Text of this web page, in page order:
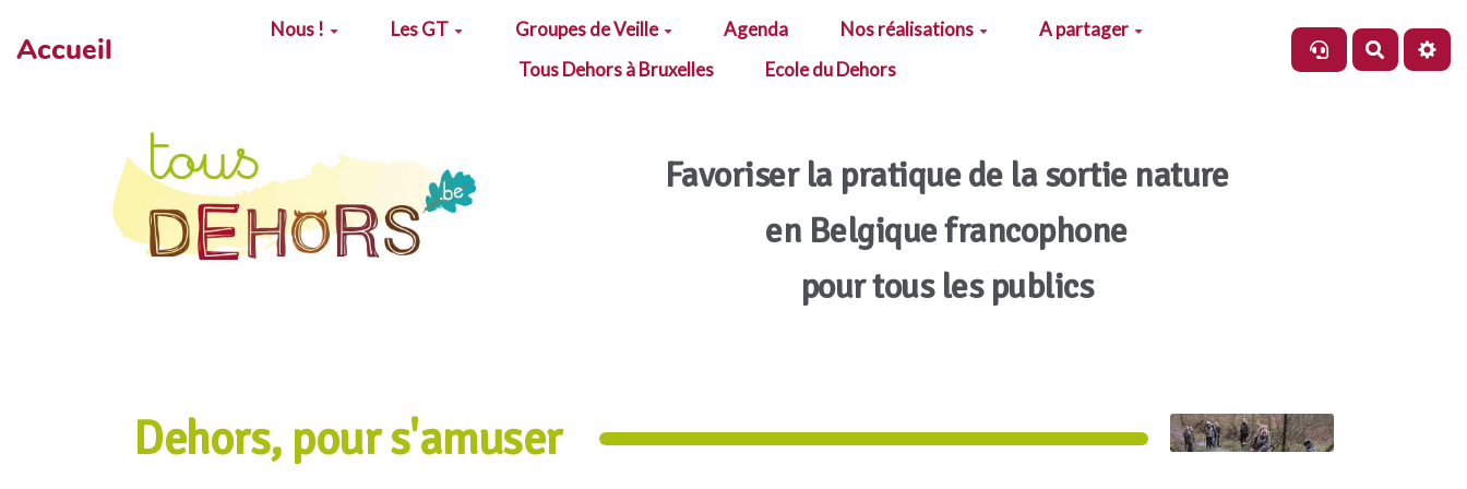
Accueil
Nous ! Les GT Groupes de Veille Agenda Nos réalisations
A partager
Tous Dehors à Bruxelles
Ecole du Dehors
Favoriser la pratique de la sortie nature
en Belgique francophone
pour tous les publics
Dehors, pour s'amuser